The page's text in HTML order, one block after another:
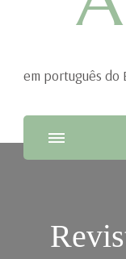
em português do